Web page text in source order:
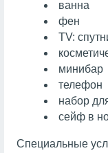
ванна
фен
TV:
минибар
телефон
набор
сейф в
Специальные